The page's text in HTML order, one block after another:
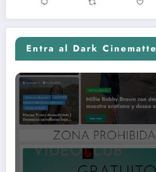
Entra al Dark Cinematte